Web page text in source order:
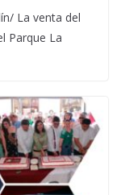
La venta del
Parque La